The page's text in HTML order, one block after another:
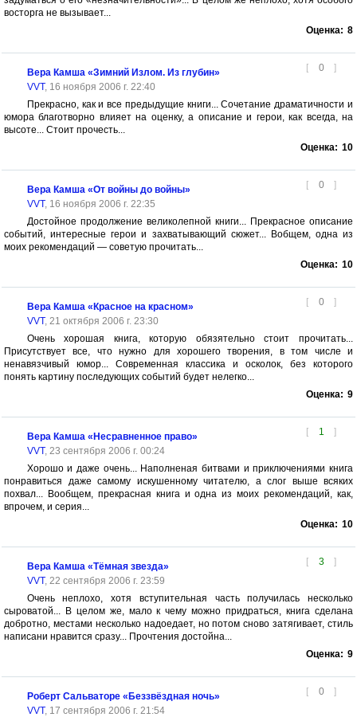
восторга не вызывает...
Оценка: 8
[ 0 ]
Вера Камша «Зимний Излом. Из глубин»
VVT, 16 ноября 2006 г. 22:40
Прекрасно, как и все предыдущие книги... Сочетание драматичности и
юмора благотворно влияет на оценку, а описание и герои, как всегда, на
высоте... Стоит прочесть...
Оценка: 10
[ 0 ]
Вера Камша «От войны до войны»
VVT, 16 ноября 2006 г. 22:35
Достойное продолжение великолепной книги... Прекрасное описание
событий, интересные герои и захватывающий сюжет... Вобщем, одна из
моих рекомендаций — советую прочитать...
Оценка: 10
[ 0 ]
Вера Камша «Красное на красном»
VVT, 21 октября 2006 г. 23:30
Очень хорошая книга, которую обязятельно стоит прочитать...
Присутствует все, что нужно для хорошего творения, в том числе и
ненавязчивый юмор... Современная классика и осколок, без которого
понять картину последующих событий будет нелегко...
Оценка: 9
[ 1 ]
Вера Камша «Несравненное право»
VVT, 23 сентября 2006 г. 00:24
Хорошо и даже очень... Наполненая битвами и приключениями книга
понравиться даже самому искушенному читателю, а слог выше всяких
похвал... Вообщем, прекрасная книга и одна из моих рекомендаций, как,
впрочем, и серия...
Оценка: 10
[ 3 ]
Вера Камша «Тёмная звезда»
VVT, 22 сентября 2006 г. 23:59
Очень неплохо, хотя вступительная часть получилась несколько
сыроватой... В целом же, мало к чему можно придраться, книга сделана
добротно, местами несколько надоедает, но потом сново затягивает, стиль
написани нравится сразу... Прочтения достойна...
Оценка: 9
[ 0 ]
Роберт Сальваторе «Беззвёздная ночь»
VVT, 17 сентября 2006 г. 21:54